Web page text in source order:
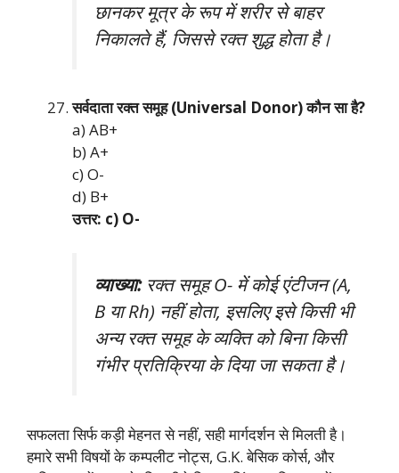
छानकर मूत्र के रूप में शरीर से बाहर
निकालते हैं, जिससे रक्त शुद्ध होता है।
सर्वदाता रक्त समूह (Universal Donor) कौन सा है?
a) AB+
b) A+
c) O-
d) B+
उत्तर: c) O-
व्याख्या:रक्त समूह O- में कोई एंटीजन (A,
B या Rh) नहीं होता, इसलिए इसे किसी भी
अन्य रक्त समूह के व्यक्ति को बिना किसी
गंभीर प्रतिक्रिया के दिया जा सकता है।
सफलता सिर्फ कड़ी मेहनत से नहीं, सही मार्गदर्शन से मिलती है।
हमारे सभी विषयों के कम्पलीट नोट्स, G.K. बेसिक कोर्स, और